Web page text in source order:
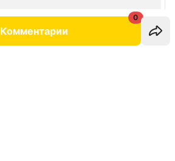
Комментарии
0